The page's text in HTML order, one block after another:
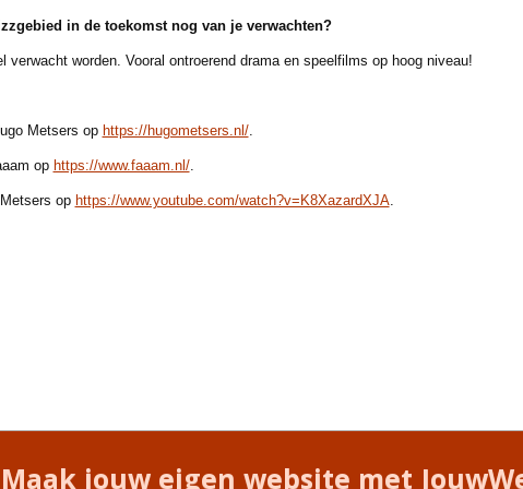
in de toekomst nog van je verwachten?
worden. Vooral ontroerend drama en speelfilms op hoog niveau!
Metsers op https://hugometsers.nl/.
op https://www.faaam.nl/.
op https://www.youtube.com/watch?v=K8XazardXJA.
Maak jouw eigen website met